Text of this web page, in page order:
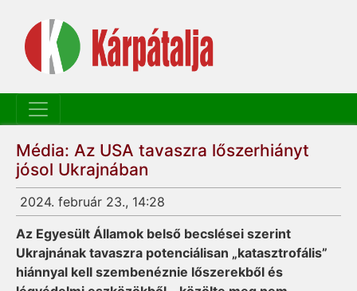
Média: Az USA tavaszra lőszerhiányt
jósol Ukrajnában
2024. február 23., 14:28
Az Egyesült Államok belső becslései szerint
Ukrajnának tavaszra potenciálisan „katasztrofális”
hiánnyal kell szembenéznie lőszerekből és